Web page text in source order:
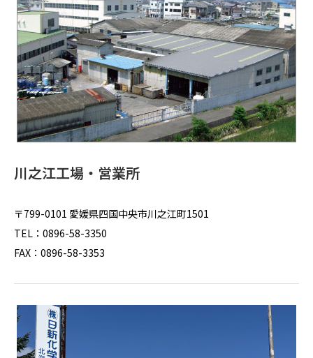
川之江工場・営業所
〒799-0101 愛媛県四国中央市川之江町1501
TEL：0896-58-3350
FAX：0896-58-3353